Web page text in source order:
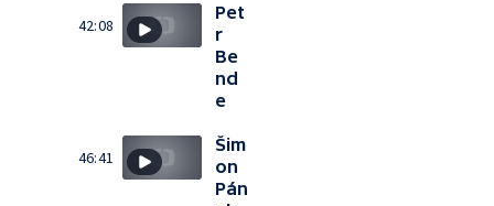
42:08
Pet
r
Be
nd
e
46:41
Šim
on
Pán